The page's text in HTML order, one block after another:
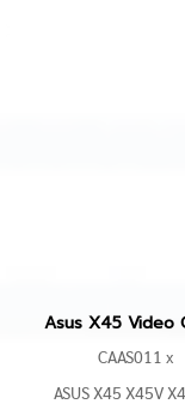
Asus X45 Video
CAAS011 x
ASUS X45 X45V